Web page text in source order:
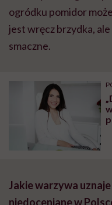
ogródku pomidor
jest wręcz brzydka,
smaczne.
Jakie warzywa
niedoceniane w